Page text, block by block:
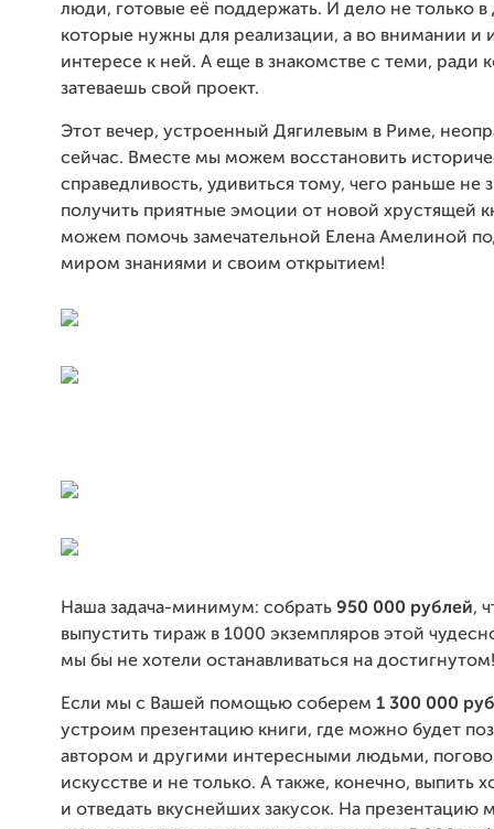
люди, готовые её поддержать. И дело не только в
которые нужны для реализации, а во внимании и
интересе к ней. А еще в знакомстве с теми, ради
затеваешь свой проект.
Этот вечер, устроенный Дягилевым в Риме,
сейчас. Вместе мы можем восстановить
справедливость, удивиться тому, чего раньше не
получить приятные эмоции от новой хрустящей
можем помочь замечательной Елена Амелиной
миром знаниями и своим открытием!
Наша задача-минимум: собрать 950 000 рублей,
выпустить тираж в 1000 экземпляров этой
мы бы не хотели останавливаться на достигнутом!
Если мы с Вашей помощью соберем 1 300 000
устроим презентацию книги, где можно будет
автором и другими интересными людьми,
искусстве и не только. А также, конечно, выпить
и отведать вкуснейших закусок. На презентацию